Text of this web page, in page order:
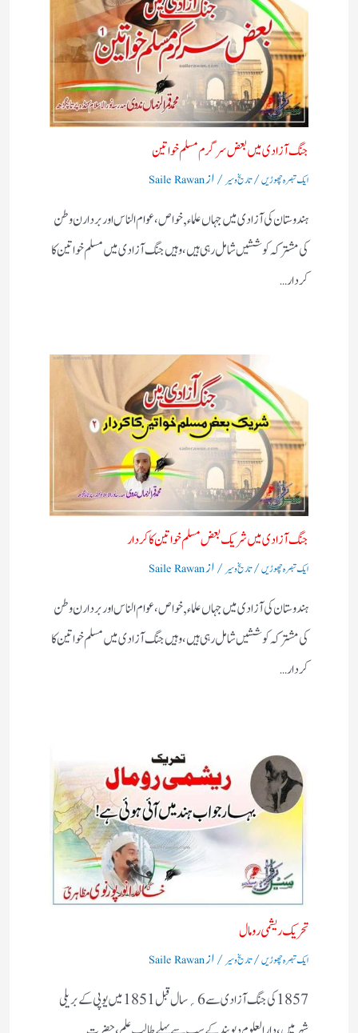
جنگ آزادی میں بعض سرگرم مسلم خواتین
ایک تبصرہ چھوڑیں/تاریخ و سیر / ازSaile Rawan
ہندوستان کی آزادی میں جہاں علماء,خواص ،عوام الناس اور بردارن وطن
کی مشترکہ کوششیں شامل رہی ہیں ،وہیں جنگ آزادی میں مسلم خواتین کا
کردار…
جنگ آزادی میں شریک بعض مسلم خواتین کا کردار
ایک تبصرہ چھوڑیں/تاریخ و سیر/ ازSaile Rawan
ہندوستان کی آزادی میں جہاں علماء,خواص ،عوام الناس اور بردارن وطن
کی مشترکہ کوششیں شامل رہی ہیں ،وہیں جنگ آزادی میں مسلم خواتین کا
کردار…
تحریک ریشمی رومال
ایک تبصرہ چھوڑیں/تاریخ و سیر/ ازSaile Rawan
1857کی جنگ آزادی سے 6؍سال قبل 1851میں یوپی کے بریلی